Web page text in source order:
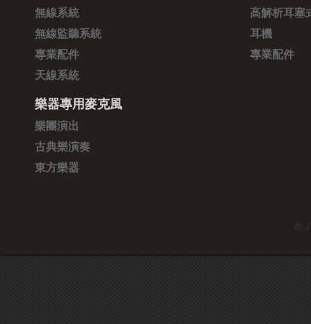
無線系統
無線監聽系統
專業配件
天線系統
樂器專用麥克風
樂團演出
古典樂演奏
東方樂器
高解析耳塞
耳機
專業配件